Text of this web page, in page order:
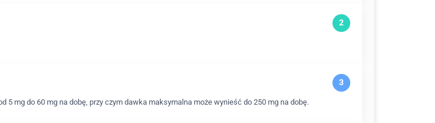
mg do 60 mg na dobę, przy czym dawka maksymalna może wynieść do 250 mg na dobę.